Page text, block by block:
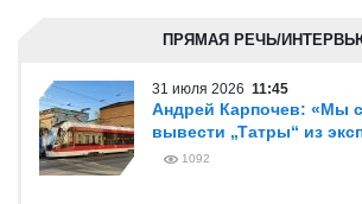
ПРЯМАЯ РЕЧЬ/
31 июля 2026 11:45
Андрей Карпочев: «Мы
вывести „Татры“ из
1092